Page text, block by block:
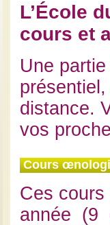
L’École
cours et
Une
distance.
vos
Cours
Ces
année (9